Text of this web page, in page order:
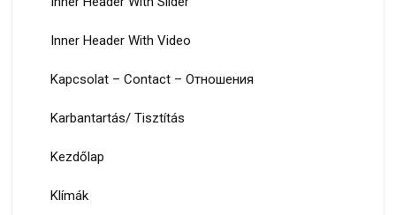
Inner Header With Video
Kapcsolat – Contact – Oтношения
Karbantartás/ Tisztítás
Kezdőlap
Klímák